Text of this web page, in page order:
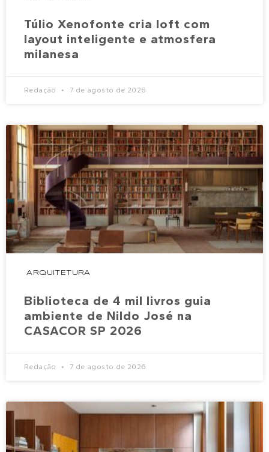
Túlio Xenofonte cria loft com
layout inteligente e atmosfera
milanesa
Redação 7 de agosto de 2026
ARQUITETURA
Biblioteca de 4 mil livros guia
ambiente de Nildo José na
CASACOR SP 2026
Redação 7 de agosto de 2026